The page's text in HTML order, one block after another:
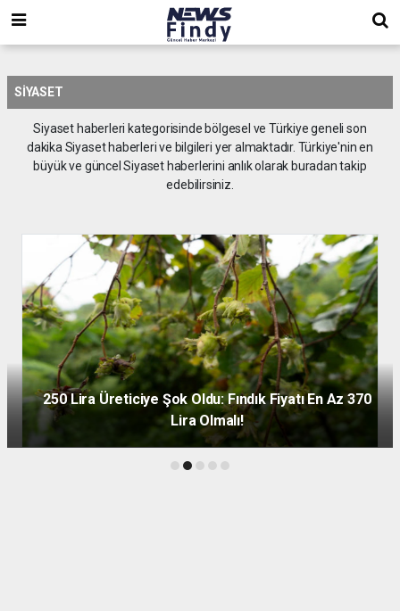
SIYASET
Siyaset haberleri kategorisinde bölgesel ve Türkiye geneli son
dakika Siyaset haberleri ve bilgileri yer almaktadır. Türkiye'nin en
büyük ve güncel Siyaset haberlerini anlık olarak buradan takip
edebilirsiniz.
250 Lira Üreticiye Şok Oldu: Fındık Fiyatı En Az 370
Lira Olmalı!